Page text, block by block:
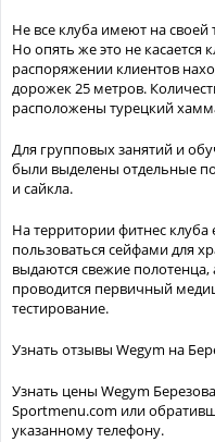
Не все клуба имеют на
Но опять же это не касается
распоряжении клиентов
дорожек 25 метров.
расположены турецкий
Для групповых занятий и
были выделены отдельные
и сайкла.
На территории фитнес
пользоваться сейфами для
выдаются свежие полотенца,
проводится первичный
тестирование.
Узнать отзывы Wegym на
Узнать цены Wegym
Sportmenu.com или
указанному телефону.